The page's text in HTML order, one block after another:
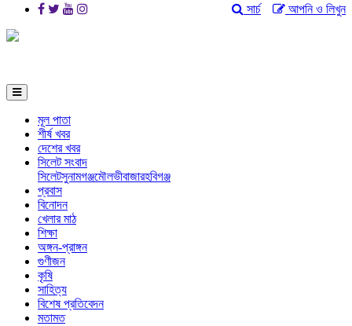
আপনি ও লিখুন
সার্চ
মূল পাতা
শীর্ষ খবর
দেশের খবর
সিলেট সংবাদ
সিলেটসুনামগঞ্জমৌলভীবাজারহবিগঞ্জ
প্রবাস
বিনোদন
খেলার মাঠ
শিক্ষা
অঙ্গন-প্রাঙ্গন
গুণীজন
কৃষি
সাহিত্য
বিশেষ প্রতিবেদন
মতামত